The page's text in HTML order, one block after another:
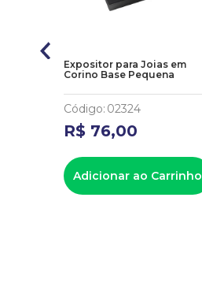
Expositor para Joias em
Corino Base Pequena
Código: 02324
R$ 76,00
Adicionar ao Carrinho